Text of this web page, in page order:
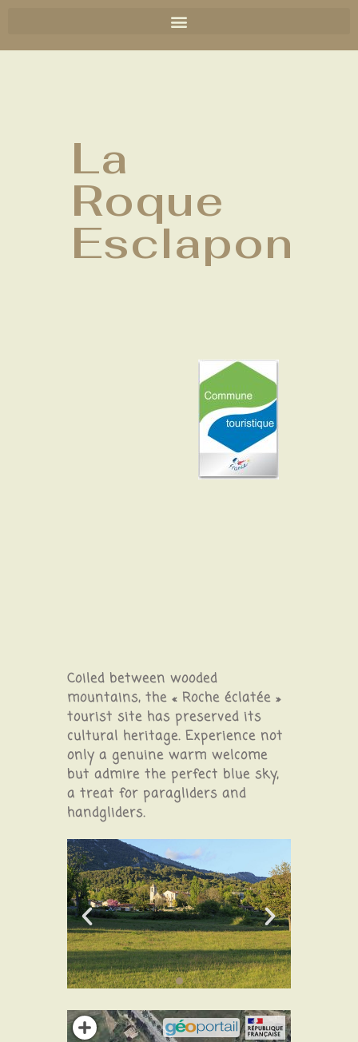
La
Roque
Esclapon
Coiled between wooded
mountains, the « Roche éclatée »
tourist site has preserved its
cultural heritage. Experience not
only a genuine warm welcome
but admire the perfect blue sky,
a treat for paragliders and
handgliders.